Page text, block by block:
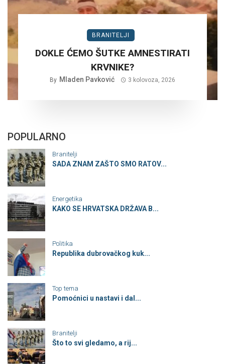
BRANITELJI
DOKLE ĆEMO ŠUTKE AMNESTIRATI
KRVNIKE?
By Mladen Pavković 3 kolovoza, 2026
POPULARNO
Branitelji
SADA ZNAM ZAŠTO SMO RATOV...
Energetika
KAKO SE HRVATSKA DRŽAVA B...
Politika
Republika dubrovačkog kuk...
Top tema
Pomoćnici u nastavi i dal...
Branitelji
Što to svi gledamo, a rij...